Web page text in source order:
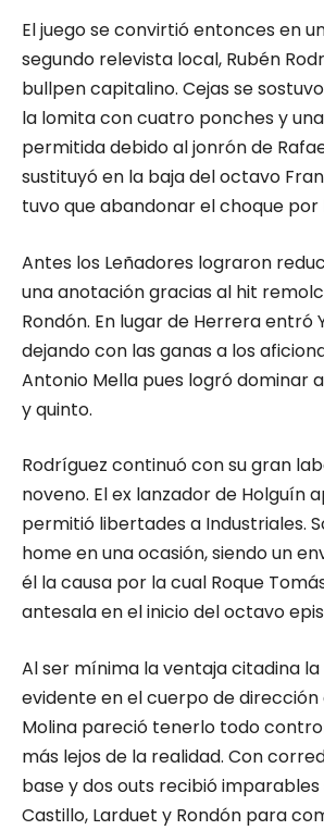
El juego se convirtió entonces en
segundo relevista local, Rubén
bullpen capitalino. Cejas se
la lomita con cuatro ponches y
permitida debido al jonrón de
sustituyó en la baja del octavo
tuvo que abandonar el choque por
Antes los Leñadores lograron
una anotación gracias al hit
Rondón. En lugar de Herrera entró
dejando con las ganas a los
Antonio Mella pues logró dominar
y quinto.
Rodríguez continuó con su gran
noveno. El ex lanzador de Holguín
permitió libertades a Industriales.
home en una ocasión, siendo un
él la causa por la cual Roque
antesala en el inicio del octavo
Al ser mínima la ventaja citadina
evidente en el cuerpo de dirección
Molina pareció tenerlo todo
más lejos de la realidad. Con
base y dos outs recibió imparables
Castillo, Larduet y Rondón para